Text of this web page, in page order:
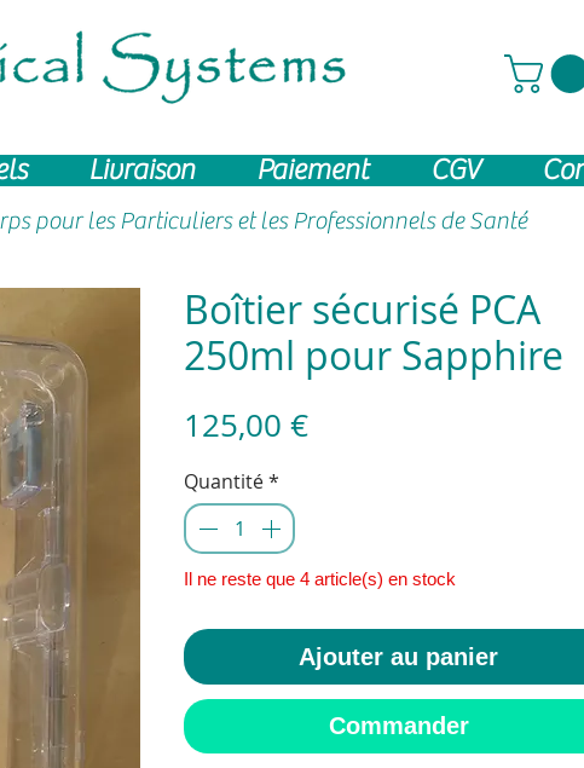
Livraison Paiement CGV
pour les Particuliers et les Professionnels de Santé
Boîtier sécurisé PCA
250ml pour Sapphire
125,00 €Prix
Quantité*
Il ne reste que 4 article(s) en stock
Ajouter au panier
Commander